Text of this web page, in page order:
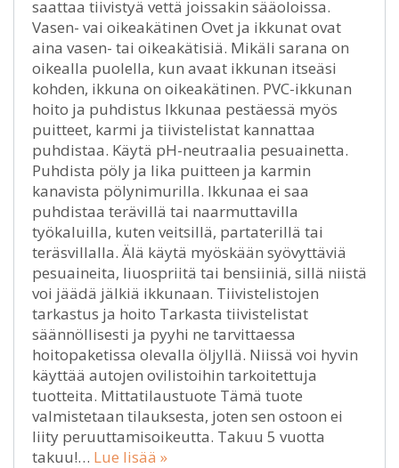
saattaa tiivistyä vettä joissakin sääoloissa.
Vasen- vai oikeakätinen Ovet ja ikkunat ovat
aina vasen- tai oikeakätisiä. Mikäli sarana on
oikealla puolella, kun avaat ikkunan itseäsi
kohden, ikkuna on oikeakätinen. PVC-ikkunan
hoito ja puhdistus Ikkunaa pestäessä myös
puitteet, karmi ja tiivistelistat kannattaa
puhdistaa. Käytä pH-neutraalia pesuainetta.
Puhdista pöly ja lika puitteen ja karmin
kanavista pölynimurilla. Ikkunaa ei saa
puhdistaa terävillä tai naarmuttavilla
työkaluilla, kuten veitsillä, partaterillä tai
teräsvillalla. Älä käytä myöskään syövyttäviä
pesuaineita, liuospriitä tai bensiiniä, sillä niistä
voi jäädä jälkiä ikkunaan. Tiivistelistojen
tarkastus ja hoito Tarkasta tiivistelistat
säännöllisesti ja pyyhi ne tarvittaessa
hoitopaketissa olevalla öljyllä. Niissä voi hyvin
käyttää autojen ovilistoihin tarkoitettuja
tuotteita. Mittatilaustuote Tämä tuote
valmistetaan tilauksesta, joten sen ostoon ei
liity peruuttamisoikeutta. Takuu 5 vuotta
takuu!… Lue lisää »